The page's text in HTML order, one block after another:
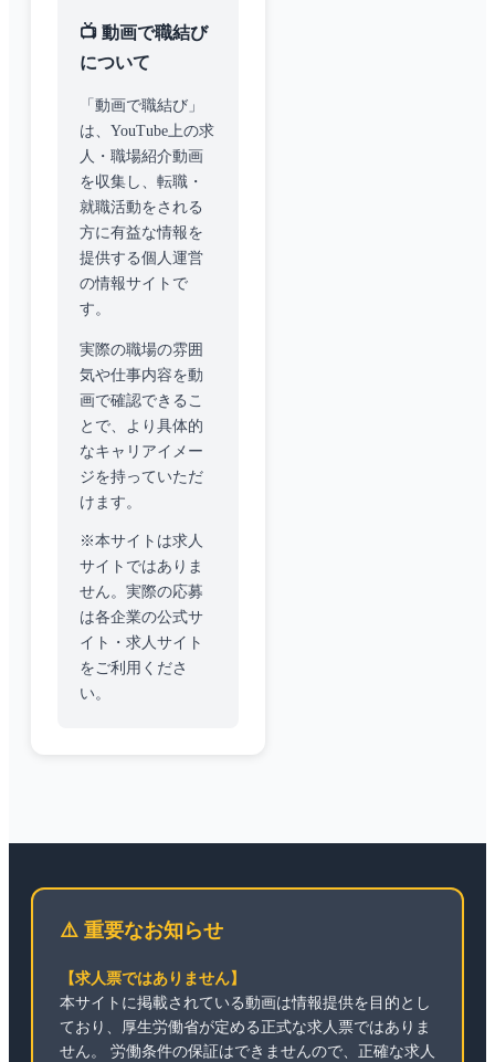
📺 動画で職結び
について
「動画で職結び」
は、YouTube上の求
人・職場紹介動画
を収集し、転職・
就職活動をされる
方に有益な情報を
提供する個人運営
の情報サイトで
す。
実際の職場の雰囲
気や仕事内容を動
画で確認できるこ
とで、より具体的
なキャリアイメー
ジを持っていただ
けます。
※本サイトは求人
サイトではありま
せん。実際の応募
は各企業の公式サ
イト・求人サイト
をご利用くださ
い。
⚠️ 重要なお知らせ
【求人票ではありません】
本サイトに掲載されている動画は情報提供を目的とし
ており、厚生労働省が定める正式な求人票ではありま
せん。 労働条件の保証はできませんので、正確な求人